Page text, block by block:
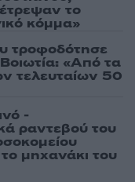
το
κόμμα»
τροφοδότησε
«Από τα
τελευταίων 50
-
ραντεβού του
μηχανάκι του